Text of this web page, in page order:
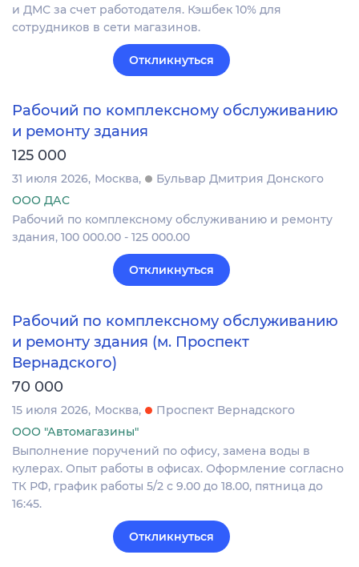
и ДМС за счет работодателя. Кэшбек 10% для
сотрудников в сети магазинов.
Откликнуться
Рабочий по комплексному обслуживанию
и ремонту здания
125 000
31 июля 2026 Москва
Бульвар Дмитрия Донского
ООО ДАС
Рабочий по комплексному обслуживанию и ремонту
здания, 100 000.00 - 125 000.00
Откликнуться
Рабочий по комплексному обслуживанию
и ремонту здания (м. Проспект
Вернадского)
70 000
15 июля 2026 Москва
Проспект Вернадского
ООО "Автомагазины"
Выполнение поручений по офису, замена воды в
кулерах. Опыт работы в офисах. Оформление согласно
ТК РФ, график работы 5/2 с 9.00 до 18.00, пятница до
16:45.
Откликнуться